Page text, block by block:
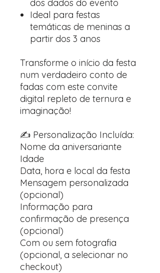
dos dados do evento
Ideal para festas
temáticas de meninas a
partir dos 3 anos
Transforme o início da festa
num verdadeiro conto de
fadas com este convite
digital repleto de ternura e
imaginação!
✍️ Personalização Incluída:
Nome da aniversariante
Idade
Data, hora e local da festa
Mensagem personalizada
(opcional)
Informação para
confirmação de presença
(opcional)
Com ou sem fotografia
(opcional, a selecionar no
checkout)